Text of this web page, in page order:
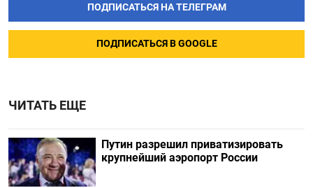
ПОДПИСАТЬСЯ НА ТЕЛЕГРАМ
ПОДПИСАТЬСЯ В GOOGLE
ЧИТАТЬ ЕЩЕ
Путин разрешил приватизировать
крупнейший аэропорт России